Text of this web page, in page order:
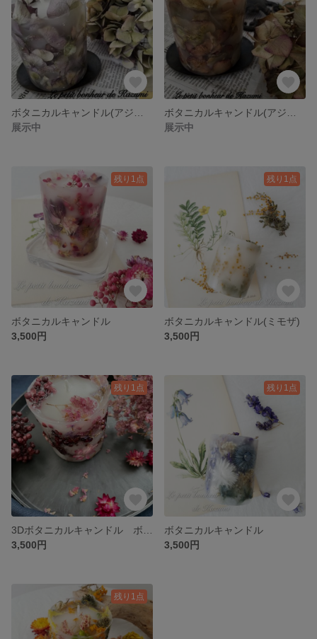
展示中
展示中
残り1点
ボタニカルキャンドル
3,500円
残り1点
ボタニカルキャンドル(ミモザ)
3,500円
残り1点
3,500円
残り1点
ボタニカルキャンドル
3,500円
残り1点